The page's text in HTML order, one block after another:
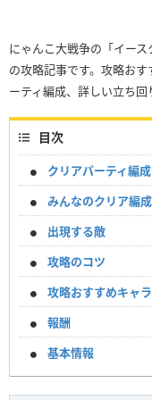
にゃんこ大戦争の「イース
の攻略記事です。攻略お
ーティ編成、詳しい立ち回
目次
クリアパーティ編成
みんなのクリア編成
出現する敵
攻略のコツ
攻略おすすめキャラ
報酬
基本情報